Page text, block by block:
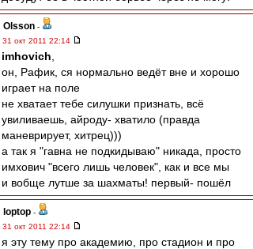
Olsson -
31 окт 2011 22:14
imhovich
он, Рафик, ся нормально ведёт вне и хорошо
играет на поле
не хватает тебе силушки признать, всё
увиливаешь, айроду- хватило (правда
маневрирует, хитрец)))
а так я "гавна не подкидываю" никада, просто
имхович "всего лишь человек", как и все мы
и вобще лутше за шахматы! первый- пошёл
loptop -
31 окт 2011 22:14
я эту тему про академию, про стадион и про